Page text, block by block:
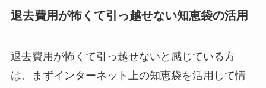
退去費用が怖くて引っ越せない知恵袋の活用
退去費用が怖くて引っ越せないと感じている方
は、まずインターネット上の知恵袋を活用して情